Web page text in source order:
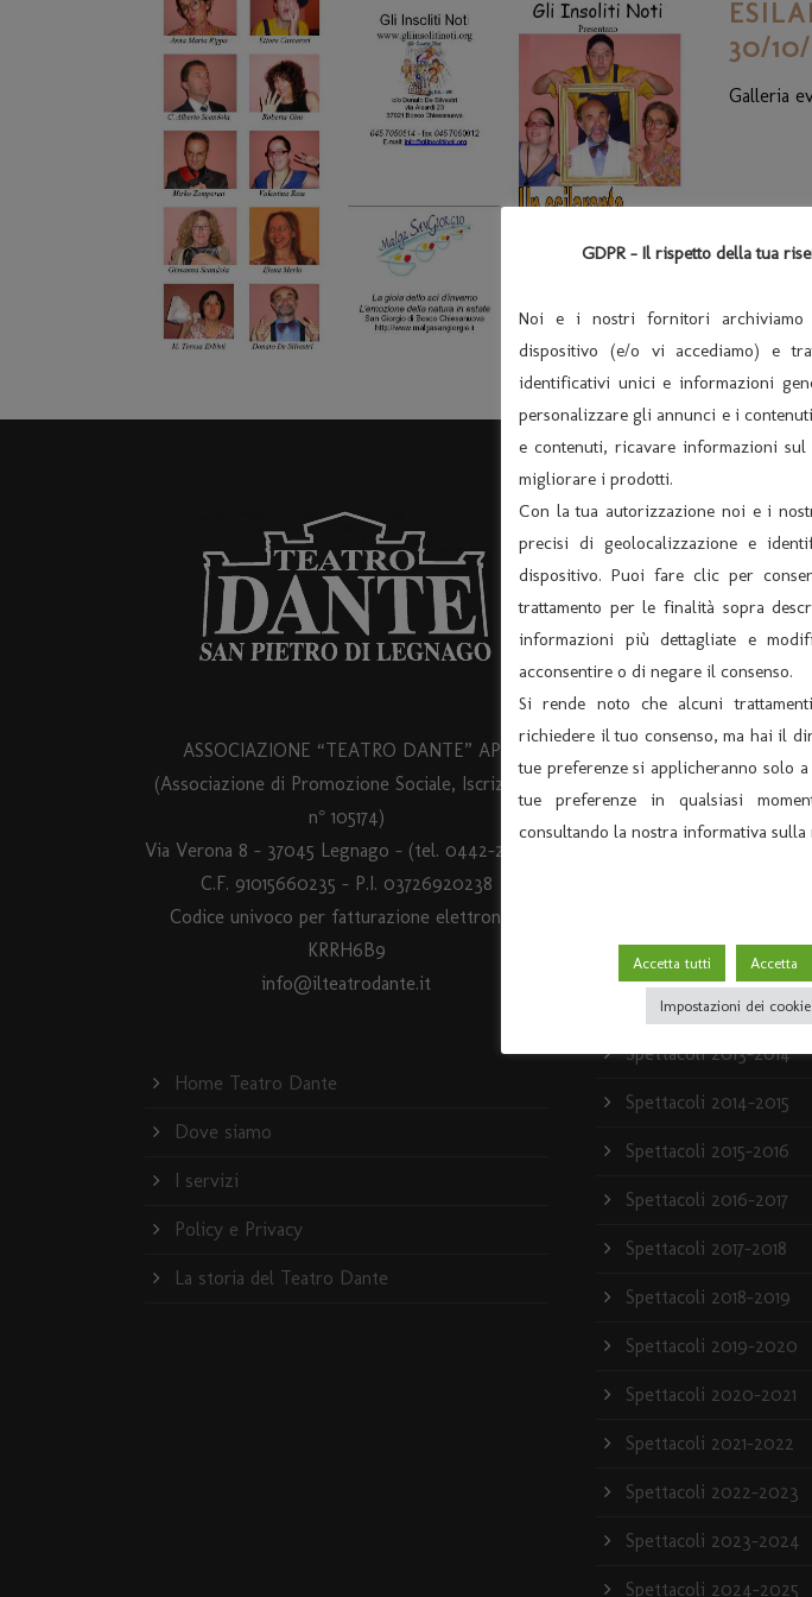
30/
Galleria
ASSOCIAZIONE “TEATRO DANTE” APS
(Associazione di Promozione Sociale, Iscrizione
n° 105174)
Via Verona 8 – 37045 Legnago – (tel. 0442-25544)
C.F. 91015660235 - P.I. 03726920238
Codice univoco per fatturazione elettronica
KRRH6B9
info@ilteatrodante.it
Home Teatro Dante
Dove siamo
I servizi
Policy e Privacy
La storia del Teatro Dante
ARCHIVIO
Archivio News
Archivio Spettacoli
News
Rassegna stampa
Spettacoli 2007-2008
Spettacoli 2008-2009
Spettacoli 2011 -2012
Spettacoli 2012-2013
Spettacoli 2013-2014
Spettacoli 2014-2015
Spettacoli 2015-2016
Spettacoli 2016-2017
Spettacoli 2017-2018
Spettacoli 2018-2019
Spettacoli 2019-2020
Spettacoli 2020-2021
Spettacoli 2021-2022
Spettacoli 2022-2023
Spettacoli 2023-2024
Spettacoli 2024-2025
GDPR - Il rispetto della tua
Noi e i nostri fornitori archiviamo
dispositivo (e/o vi accediamo) e
identificativi unici e informazioni
personalizzare gli annunci e i
e contenuti, ricavare informazioni
migliorare i prodotti.
Con la tua autorizzazione noi e i
precisi di geolocalizzazione e
dispositivo. Puoi fare clic per
trattamento per le finalità sopra
informazioni più dettagliate e
acconsentire o di negare il consenso.
Si rende noto che alcuni
richiedere il tuo consenso, ma hai il
tue preferenze si applicheranno solo
tue preferenze in qualsiasi
consultando la nostra informativa sulla
Accetta tutti Accetta
Impostazioni dei cookie